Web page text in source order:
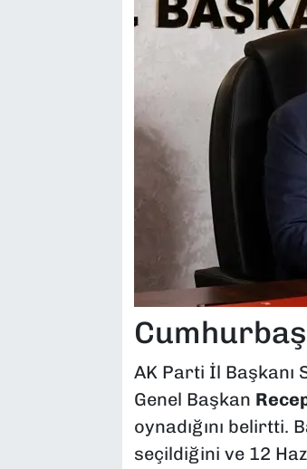
AK Parti İl Başkanı
Genel Başkan
oynadığını belirtti.
seçildiğini ve 12